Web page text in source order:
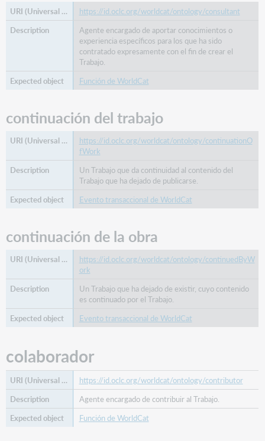
organización
relacionada
persona
relacionado
trabajo
Igual
que
fecha
inicio
por
tipo
https://id.oclc.org/worldcat/ontology/consultant
Agente encargado de aportar conocimientos o
experiencia específicos para los que ha sido
contratado expresamente con el fin de crear el
Trabajo.
Función de WorldCat
continuación del trabajo
https://id.oclc.org/worldcat/ontology/continuationO
fWork
Un Trabajo que da continuidad al contenido del
Trabajo que ha dejado de publicarse.
Evento transaccional de WorldCat
continuación de la obra
https://id.oclc.org/worldcat/ontology/continuedByW
ork
Un Trabajo que ha dejado de existir, cuyo contenido
es continuado por el Trabajo.
Evento transaccional de WorldCat
colaborador
https://id.oclc.org/worldcat/ontology/contributor
Agente encargado de contribuir al Trabajo.
Función de WorldCat